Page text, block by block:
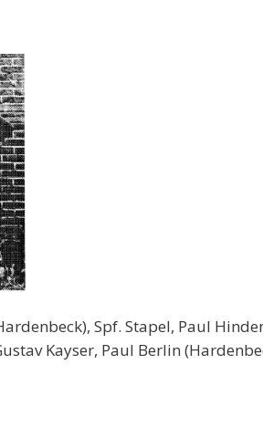
Spf. Stapel, Paul
Kayser, Paul Berlin